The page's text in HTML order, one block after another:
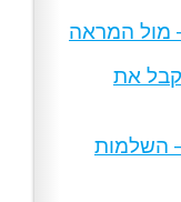
מול המראה
את
השלמות